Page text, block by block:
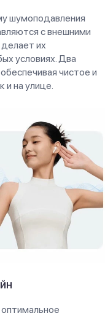
шумоподавления
с внешними
их
условиях. Два
чистое и
и на улице.